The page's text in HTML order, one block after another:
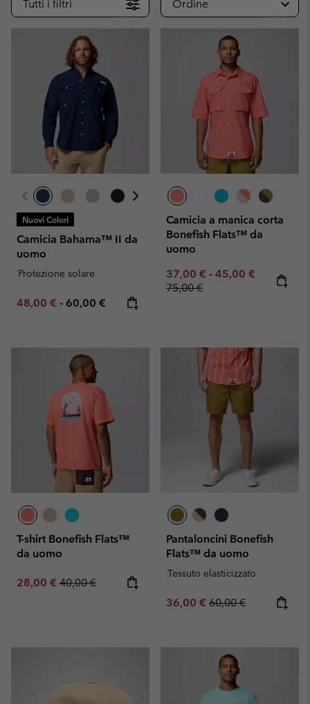
Tutti i filtri Ordine
Nuovi Colori
Camicia Bahama™ II da
uomo
Protezione solare
Minimum sale price:
48,00 € - Maximum price:
60,00 €
Camicia a manica corta
Bonefish Flats™ da
uomo
Minimum sale price:
37,00 € - Maximum sale
45,00 € Regular
75,00 €
T-shirt Bonefish Flats™
da uomo
Sale price:
28,00 € Regular price:
40,00 €
Pantaloncini Bonefish
Flats™ da uomo
Tessuto elasticizzato
Sale price:
36,00 € Regular price:
60,00 €